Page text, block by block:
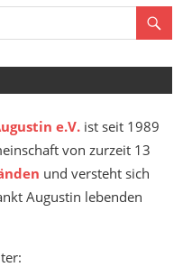
e.V.ist seit 1989
von zurzeit 13
und versteht sich
Augustin lebenden